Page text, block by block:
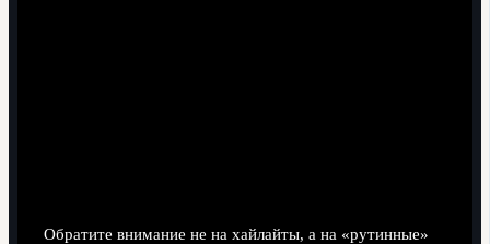
Обратите внимание не на хайлайты, а на «рутинные»